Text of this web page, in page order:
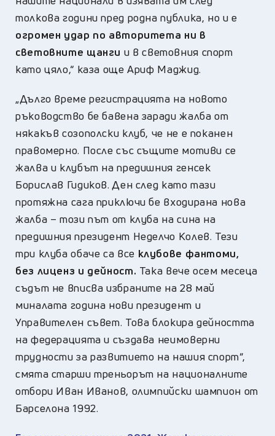
толкова години пред родна публика, но и е
огромен удар по авторитета ни в
световните щанги и в световния спорт
като цяло,“ каза още Ариф Маджид.
„Дълго време регистрацията на новото
ръководство бе бавена заради жалба от
някакъв созополски клуб, че не е поканен
правомерно. После със същите мотиви се
жалва и клубът на предишния генсек
Борислав Гидиков. Ден след като тази
протяжна сага приключи бе входирана нова
жалба – този път от клуба на сина на
предишния президент Неделчо Колев. Тези
три клуба обаче са все клубове фантоми,
без лиценз и дейност. Така вече осем месеца
съдът не вписва избраните на 28 май
миналата година нови президент и
Управителен съвет. Това блокира дейността
на федерацията и създава неимоверни
трудности за развитието на нашия спорт“,
смята старши треньорът на националните
отбори Иван Иванов, олимпийски шампион от
Барселона 1992.